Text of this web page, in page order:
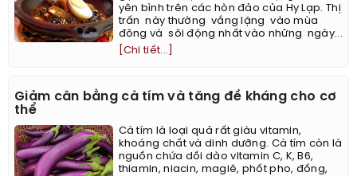
yên bình trên các hòn đảo của Hy Lạp. Thị
trấn này thường vắng lặng vào mùa
đông và sôi động nhất vào những ngày...
[Chi tiết...]
Giảm cân bằng cà tím và tăng đề kháng cho cơ
thể
Cà tím là loại quả rất giàu vitamin,
khoáng chất và dinh dưỡng. Cà tím còn là
nguồn chứa dồi dào vitamin C, K, B6,
thiamin, niacin, magiê, phốt pho, đồng,